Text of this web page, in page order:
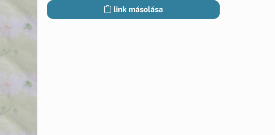
link másolása